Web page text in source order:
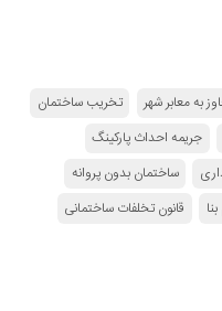
به معابر شهر
تخریب ساختمان
جریمه احداث پارکینگ
ساختمان بدون پروانه
قانون تخلفات ساختمانی